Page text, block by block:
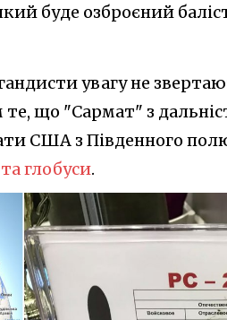
буде озброєний
увагу не
що "Сармат" з
США з Південного
глобуси.